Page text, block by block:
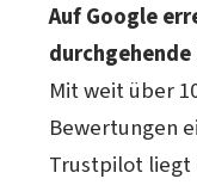
Auf Google
Mit weit über
Bewertungen
Trustpilot liegt